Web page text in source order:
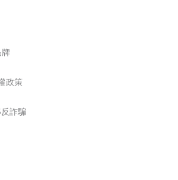
政策
詐騙